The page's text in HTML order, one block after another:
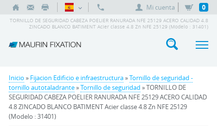
Mi cuenta 0
TORNILLO DE SEGURIDAD CABEZA POELIER RANURADA NFE 25129 ACERO CALIDAD 4.8
ZINCADO BLANCO BATIMENT Acier classe 4.8 Zn NFE 25129 (Modelo : 31401)
Inicio » Fijacion Edificio e infraestructura»Tornillo de seguridad -
tornillo autotaladrante»Tornillo de seguridad » TORNILLO DE
SEGURIDAD CABEZA POELIER RANURADA NFE 25129 ACERO CALIDAD
4.8 ZINCADO BLANCO BATIMENT Acier classe 4.8 Zn NFE 25129
(Modelo : 31401)